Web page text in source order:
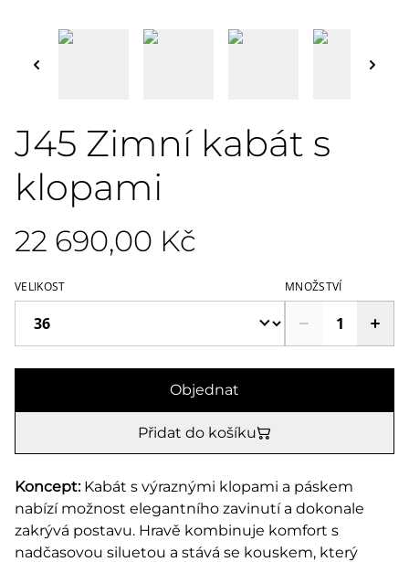
J45 Zimní kabát s
klopami
22 690,00 Kč
VELIKOST MNOŽSTVÍ
Objednat
Přidat do košíku
Koncept:Kabát s výraznými klopami a páskem
nabízí možnost elegantního zavinutí a dokonale
zakrývá postavu. Hravě kombinuje komfort s
nadčasovou siluetou a stává se kouskem, který